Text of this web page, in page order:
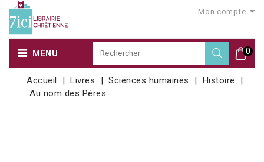
Mon compte
0
MENU
Accueil Livres Sciences humaines
Histoire
Au nom des Pères